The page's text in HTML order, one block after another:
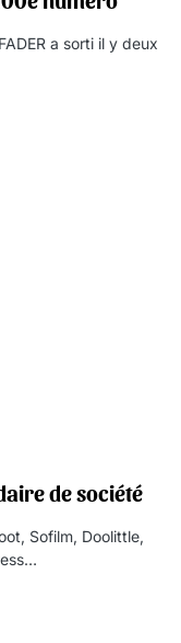
a sorti il y deux
de société
Sofilm, Doolittle,